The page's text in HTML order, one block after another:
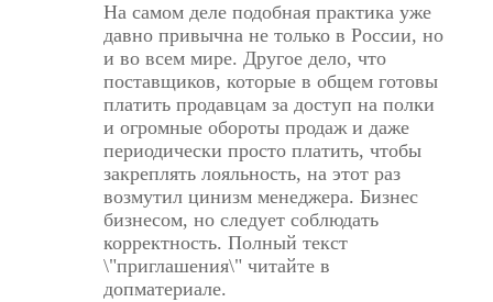
На самом деле подобная практика уже
давно привычна не только в России, но
и во всем мире. Другое дело, что
поставщиков, которые в общем готовы
платить продавцам за доступ на полки
и огромные обороты продаж и даже
периодически просто платить, чтобы
закреплять лояльность, на этот раз
возмутил цинизм менеджера. Бизнес
бизнесом, но следует соблюдать
корректность. Полный текст
\"приглашения\" читайте в
допматериале.